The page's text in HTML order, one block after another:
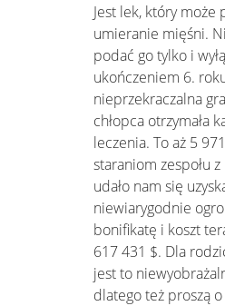
Jest lek, który może
umieranie mięśni.
podać go tylko i
ukończeniem 6.
nieprzekraczalna
chłopca otrzymała
leczenia. To aż 5
staraniom zespołu
udało nam się
niewiarygodnie
bonifikatę i koszt
617 431 $. Dla
jest to
dlatego też proszą